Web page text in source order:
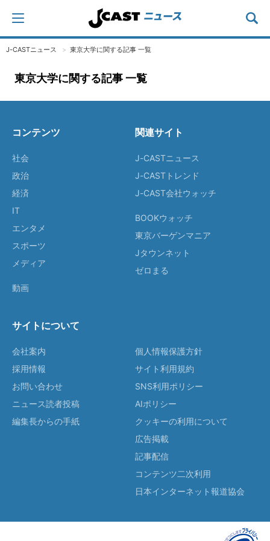
J-CASTニュース 東京大学に関する記事 一覧
東京大学に関する記事 一覧
コンテンツ
社会
政治
経済
IT
エンタメ
スポーツ
メディア
動画
関連サイト
J-CASTニュース
J-CASTトレンド
J-CAST会社ウォッチ
BOOKウォッチ
東京バーゲンマニア
Jタウンネット
ゼロまる
サイトについて
会社案内
採用情報
お問い合わせ
ニュース読者投稿
編集長からの手紙
個人情報保護方針
サイト利用規約
SNS利用ポリシー
AIポリシー
クッキーの利用について
広告掲載
記事配信
コンテンツ二次利用
日本インターネット報道協会